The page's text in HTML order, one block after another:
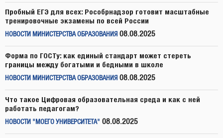
Пробный ЕГЭ для всех: Рособрнадзор готовит масштабные
тренировочные экзамены по всей России
НОВОСТИ МИНИСТЕРСТВА ОБРАЗОВАНИЯ 08.08.2025
Форма по ГОСТу: как единый стандарт может стереть
границы между богатыми и бедными в школе
НОВОСТИ МИНИСТЕРСТВА ОБРАЗОВАНИЯ 08.08.2025
Что такое Цифровая образовательная среда и как с ней
работать педагогам?
НОВОСТИ "МОЕГО УНИВЕРСИТЕТА" 08.08.2025